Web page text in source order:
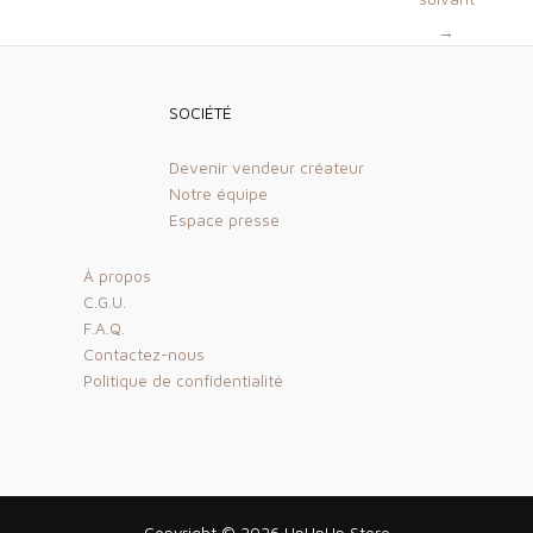
→
SOCIÉTÉ
Devenir vendeur créateur
Notre équipe
Espace presse
À propos
C.G.U.
F.A.Q.
Contactez-nous
Politique de confidentialité